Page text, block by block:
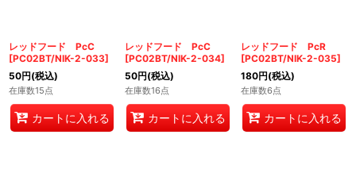
レッドフード PcC
[PC02BT/NIK-2-033]
50円(税込)
在庫数15点
カートに入れる
レッドフード PcC
[PC02BT/NIK-2-034]
50円(税込)
在庫数16点
カートに入れる
レッドフード PcR
[PC02BT/NIK-2-035]
180円(税込)
在庫数6点
カートに入れる